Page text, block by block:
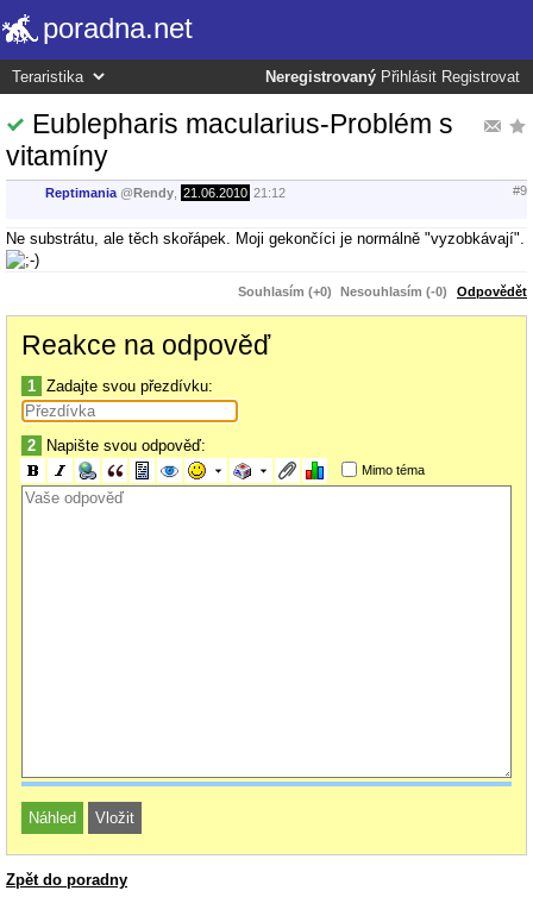
poradna.net
Neregistrovaný Přihlásit Registrovat
Eublepharis macularius-Problém s
vitamíny
Reptimania @Rendy 21.06.2010 21:12 #9
Ne substrátu, ale těch skořápek. Moji gekončíci je normálně "vyzobkávají".
Souhlasím (+0) Nesouhlasím (-0) Odpovědět
Reakce na odpověď
1 Zadajte svou přezdívku:
2 Napište svou odpověď:
Mimo téma
Zpět do poradny